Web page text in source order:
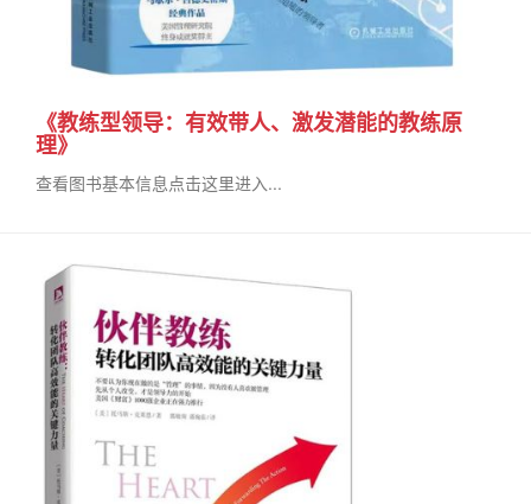
《教练型领导：有效带人、激发潜能的教练原
理》
查看图书基本信息点击这里进入...